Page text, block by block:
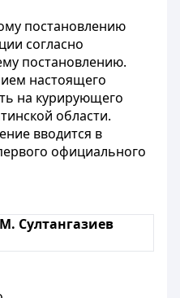
постановлению
согласно
постановлению.
настоящего
на курирующего
области.
вводится в
официального
М. Султангазиев